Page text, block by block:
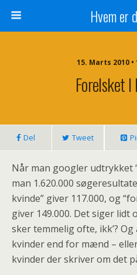
Hvem er
15. Marts 2010
Forelsket
Del Tweet
Når man googler udtrykket
man 1.620.000
kvinde” giver 117.000, og
giver 149.000. Det siger
sker temmelig ofte, ikk’?
kvinder end for mænd –
kvinder der skriver om det